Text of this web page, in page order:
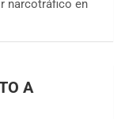
narcotráfico en
A